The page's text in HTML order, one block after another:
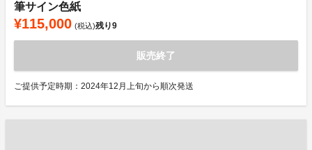
筆サイン色紙
¥115,000 (税込)残り9
販売終了
ご提供予定時期：2024年12月上旬から順次発送